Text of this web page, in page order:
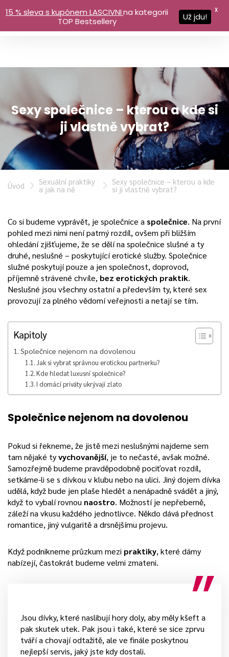
Sexy společnice – kterou a kde si
ji vlastně vybrat?
Úvod Sexuální praktiky
a jak na ně
Sexy společnice – kterou a kde
si ji vlastně vybrat?
Co si budeme vyprávět, je společnice a společnice. Na první
pohled mezi nimi není patrný rozdíl, ovšem při bližším
ohledání zjišťujeme, že se dělí na společnice slušné a ty
druhé, neslušné – poskytující erotické služby. Společnice
služné poskytují pouze a jen společnost, doprovod,
příjemně strávené chvíle, bez erotických praktik.
Neslušné jsou všechny ostatní a především ty, které sex
provozují za plného vědomí veřejnosti a netají se tím.
Kapitoly
Společnice nejenom na dovolenou
Jak si vybrat správnou erotickou partnerku?
Kde hledat luxusní společnice?
I domácí priváty ukrývají zlato
Společnice nejenom na dovolenou
Pokud si řekneme, že jistě mezi neslušnými najdeme sem
tam nějaké tyvychovanější, je to nečasté, avšak možné.
Samozřejmě budeme pravděpodobně pociťovat rozdíl,
setkáme-li se s dívkou v klubu nebo na ulici. Jiný dojem dívka
udělá, když bude jen plaše hledět a nenápadně svádět a jiný,
když to vybalí rovnou naostro. Možností je nepřeberně,
záleží na vkusu každého jednotlivce. Někdo dává přednost
romantice, jiný vulgaritě a drsnějšímu projevu.
Když podnikneme průzkum mezi praktiky, které dámy
nabízejí, častokrát budeme velmi zmateni.
Jsou dívky, které naslibují hory doly, aby měly kšeft a
pak skutek utek. Pak jsou i také, které se sice zprvu
tváří a chovají odtažitě, ale ve finále poskytnou
nejlepší servis, jaký jste kdy dostali.
15 % sleva s kupónem LASCIVNIna kategorii
TOP Bestsellery
Už jdu!
X